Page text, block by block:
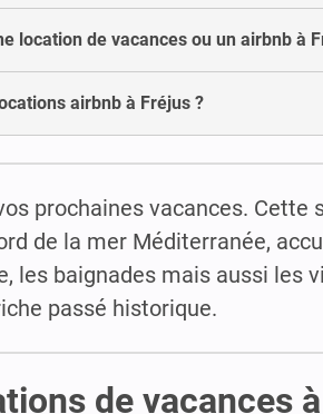
location de vacances ou un airbnb à
airbnb à Fréjus ?
prochaines vacances. Cette
de la mer Méditerranée,
les baignades mais aussi les
passé historique.
de vacances